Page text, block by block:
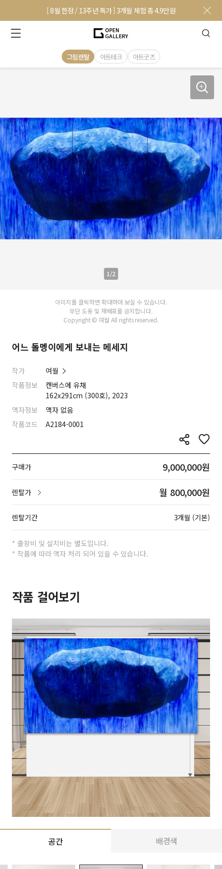
[ 8월 한정 / 13주년 특가 ] 3개월 체험 총 4.9만원
그림렌탈 아트테크 아트굿즈
1/2
이미지를 클릭하면 확대하여 보실 수 있습니다.
무단 도용 및 재배포를 금지합니다.
Copyright © 여월 All rights reserved.
어느 돌멩이에게 보내는 메세지
작가
여월
작품정보
캔버스에 유채
162x291cm (300호), 2023
액자정보
액자 없음
작품코드
A2184-0001
구매가 9,000,000원
렌탈가 월 800,000원
렌탈기간 3개월 (기본)
* 출장비 및 설치비는 별도입니다.
* 작품에 따라 액자 처리 되어 있을 수 있습니다.
작품 걸어보기
공간 배경색